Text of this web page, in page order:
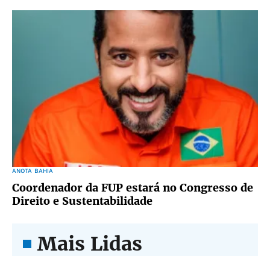
ANOTA BAHIA
Coordenador da FUP estará no Congresso de
Direito e Sustentabilidade
Mais Lidas